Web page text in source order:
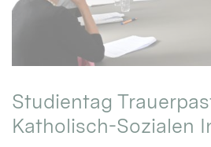
Studientag
Katholisch-Sozialen